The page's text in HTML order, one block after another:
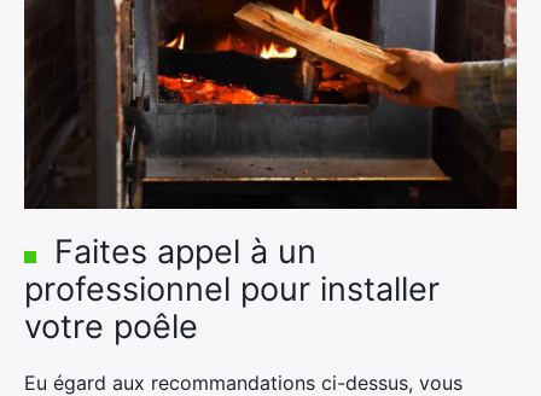
Faites appel à un
professionnel pour installer
votre poêle
Eu égard aux recommandations ci-dessus, vous